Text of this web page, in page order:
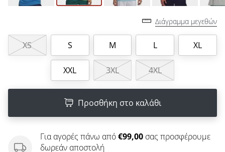
Εμφάνιση
όλων των
Διάγραμμα μεγεθών
XS S M L XL
XXL 3XL 4XL
Προσθήκη στο καλάθι
Για αγορές πάνω από€99,00 σας προσφέρουμε
δωρεάν αποστολή